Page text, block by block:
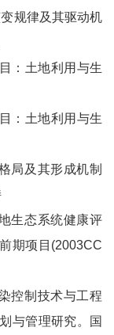
规律及其驱动机
：土地利用与生
：土地利用与生
局及其形成机制
生态系统健康评
期项目(2003CC
控制技术与工程
与管理研究。国